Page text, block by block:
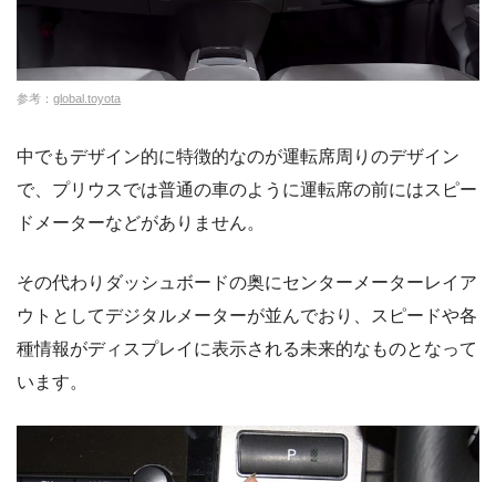
参考： global.toyota
中でもデザイン的に特徴的なのが運転席周りのデザイン
で、プリウスでは普通の車のように運転席の前にはスピー
ドメーターなどがありません。
その代わりダッシュボードの奥にセンターメーターレイア
ウトとしてデジタルメーターが並んでおり、スピードや各
種情報がディスプレイに表示される未来的なものとなって
います。